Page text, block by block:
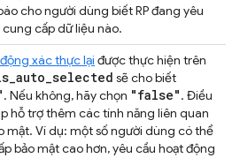
cho người dùng biết RP đang yêu
cung cấp dữ liệu nào.
xác thực lại được thực hiện trên
_auto_selected sẽ cho biết
. Nếu không, hãy chọn "false". Điều
hỗ trợ thêm các tính năng liên quan
mật. Ví dụ: một số người dùng có thể
bảo mật cao hơn, yêu cầu hoạt động